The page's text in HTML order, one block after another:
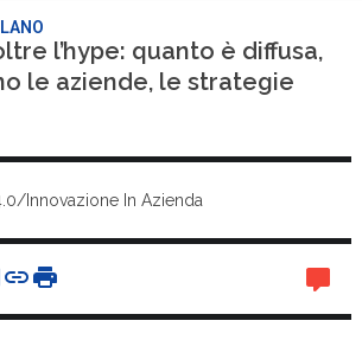
l’hype: quanto è diffusa,
le aziende, le strategie
Innovazione In Azienda